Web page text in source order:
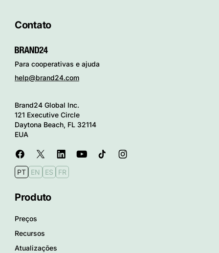
Contato
Para cooperativas e ajuda
help@brand24.com
Brand24 Global Inc.
121 Executive Circle
Daytona Beach, FL 32114
EUA
PT EN ES FR
Produto
Preços
Recursos
Atualizações